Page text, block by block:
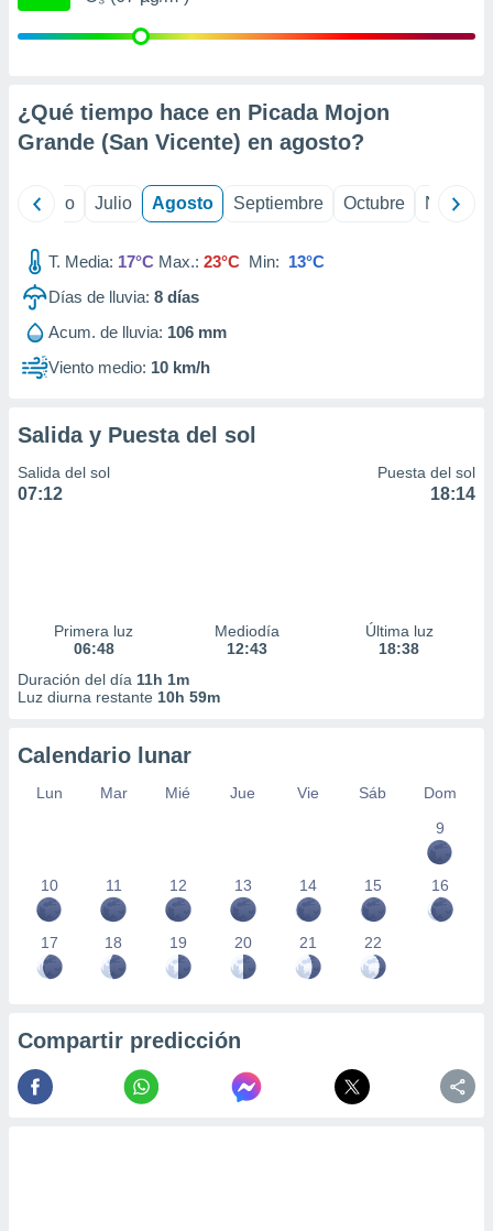
publicidad
publicidad
1199
¿Qué tiempo hace en Picada Mojon
Grande (San Vicente) en agosto?
Junio Julio Agosto Septiembre Octubre
T. Media: 17°C Max.: 23°C Min: 13°C
Días de lluvia: 8 días
Acum. de lluvia: 106 mm
Viento medio: 10 km/h
Salida y Puesta del sol
Salida del sol
07:12
Puesta del sol
18:14
Primera luz
06:48
Mediodía
12:43
Última luz
18:38
Duración del día 11h 1m
Luz diurna restante 10h 59m
Calendario lunar
Lun Mar Mié Jue Vie Sáb
Dom
9
10 11 12 13 14 15 16
17 18 19 20 21 22
Compartir predicción